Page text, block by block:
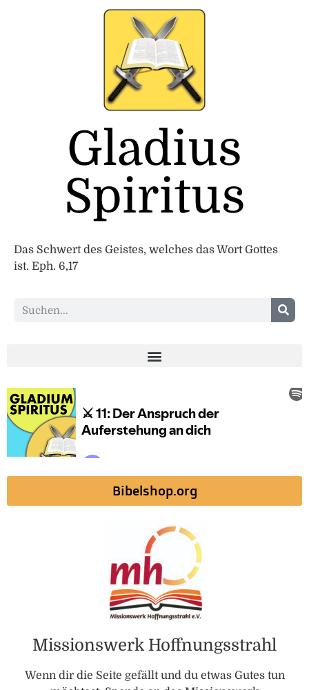
Gladius
Spiritus
Das Schwert des Geistes, welches das Wort Gottes
ist. Eph. 6,17
Bibelshop.org
Missionswerk Hoffnungsstrahl
Wenn dir die Seite gefällt und du etwas Gutes tun